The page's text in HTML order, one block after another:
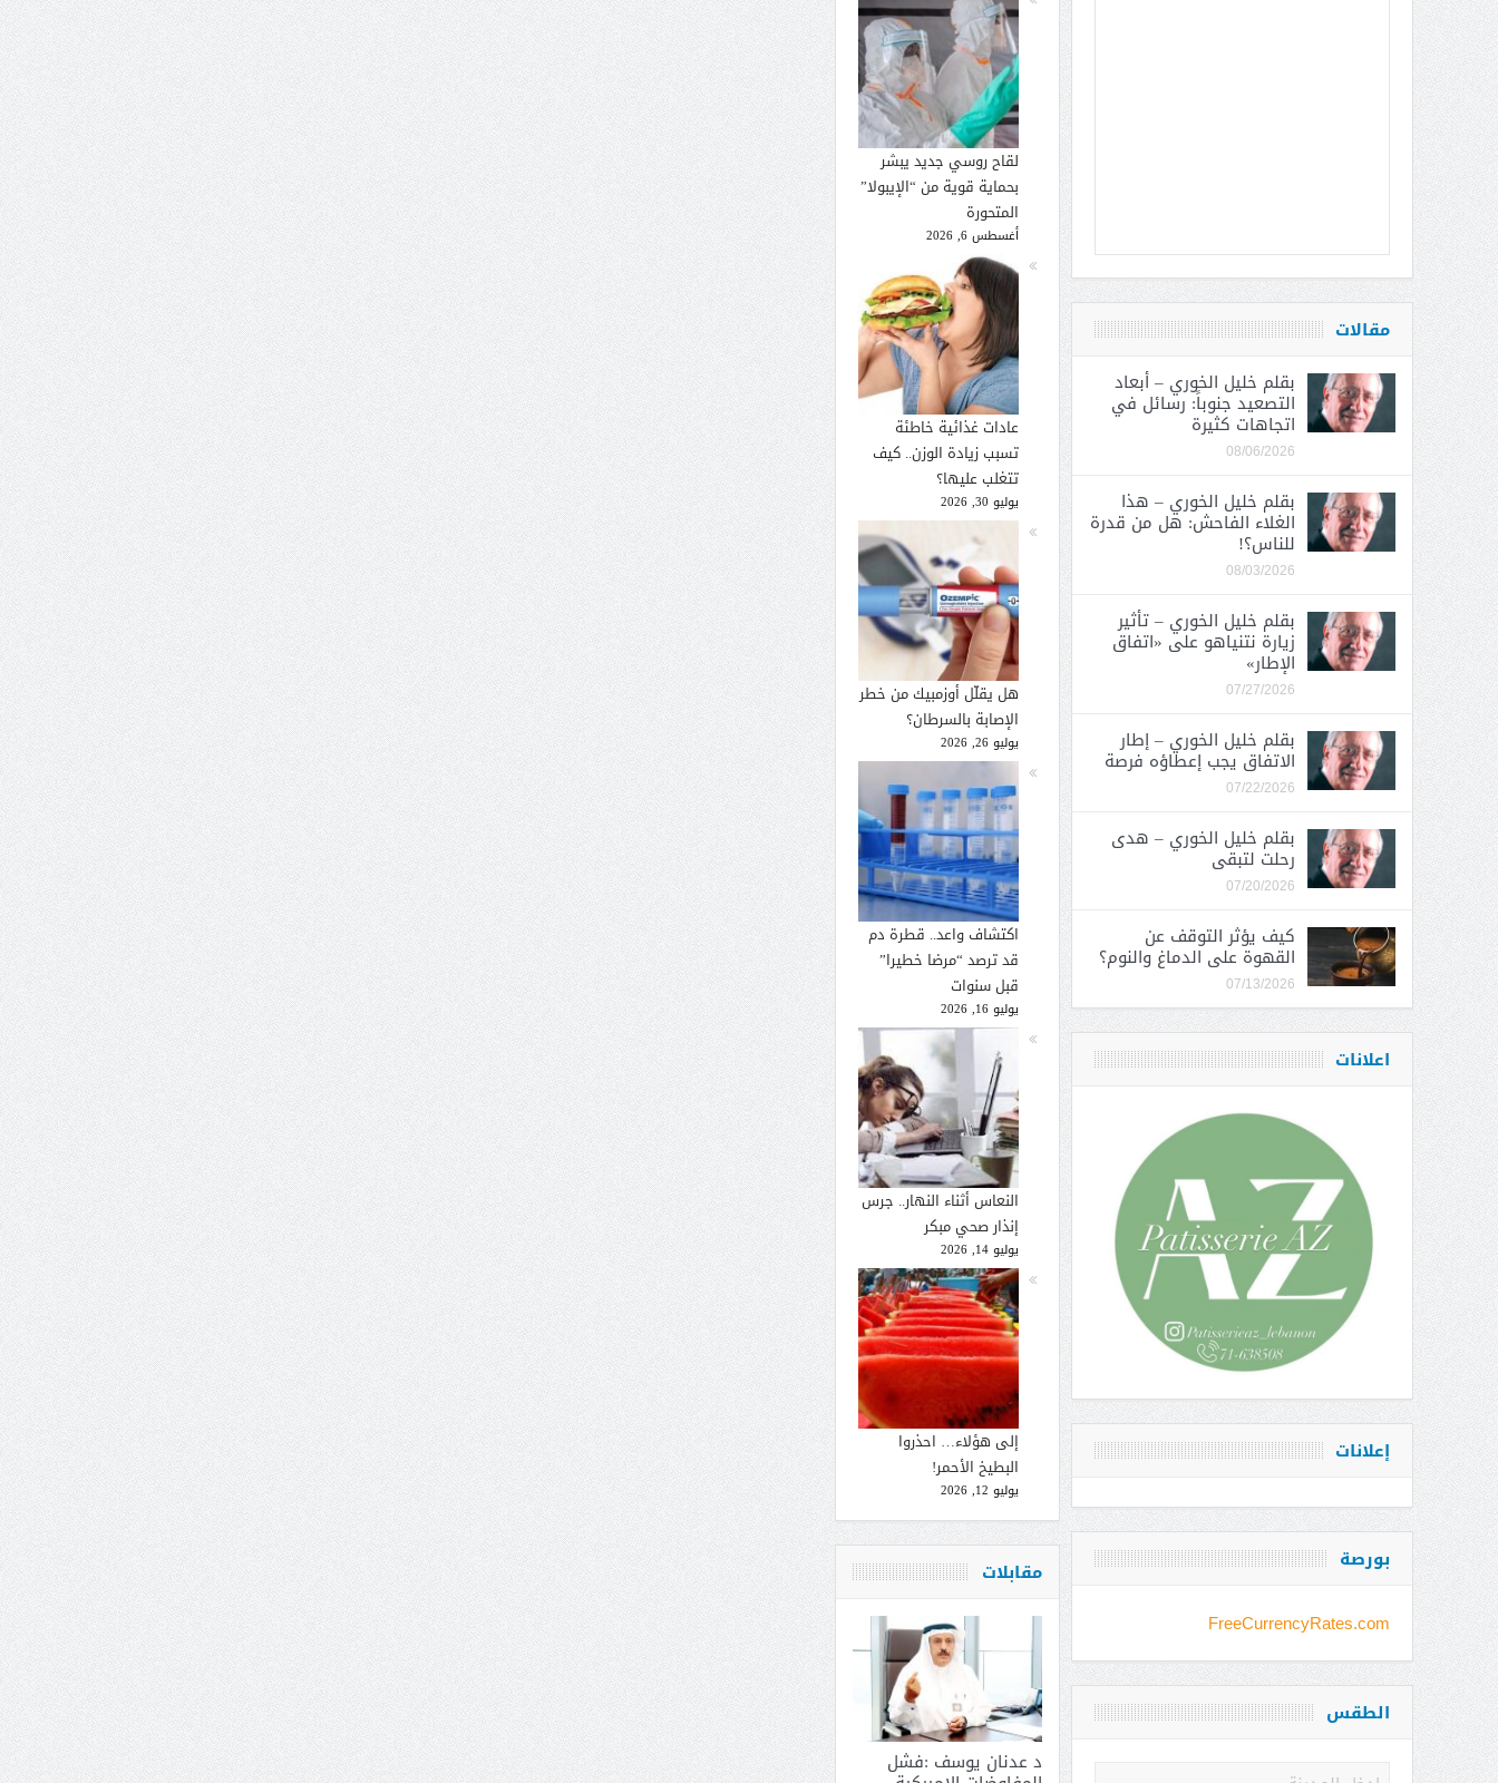
لقاح روسي جديد يبشر
بحماية قوية من “الإيبولا”
المتحورة
أغسطس 6, 2026
عادات غذائية خاطئة
تسبب زيادة الوزن.. كيف
تتغلب عليها؟
يوليو 30, 2026
هل يقلّل أوزمبيك من خطر
الإصابة بالسرطان؟
يوليو 26, 2026
اكتشاف واعد.. قطرة دم
قد ترصد “مرضا خطيرا”
قبل سنوات
يوليو 16, 2026
النعاس أثناء النهار.. جرس
إنذار صحي مبكر
يوليو 14, 2026
إلى هؤلاء… احذروا
البطيخ الأحمر!
يوليو 12, 2026
مقابلات
د عدنان يوسف :فشل
مقالات
بقلم خليل الخوري – أبعاد
التصعيد جنوباً: رسائل في
اتجاهات كثيرة
08/06/2026
بقلم خليل الخوري – هذا
الغلاء الفاحش: هل من قدرة
للناس؟!
08/03/2026
بقلم خليل الخوري – تأثير
زيارة نتنياهو على «اتفاق
الإطار»
07/27/2026
بقلم خليل الخوري – إطار
الاتفاق يجب إعطاؤه فرصة
07/22/2026
بقلم خليل الخوري – هدى
رحلت لتبقى
07/20/2026
كيف يؤثر التوقف عن
القهوة على الدماغ والنوم؟
07/13/2026
اعلانات
إعلانات
بورصة
FreeCurrencyRates.com
الطقس